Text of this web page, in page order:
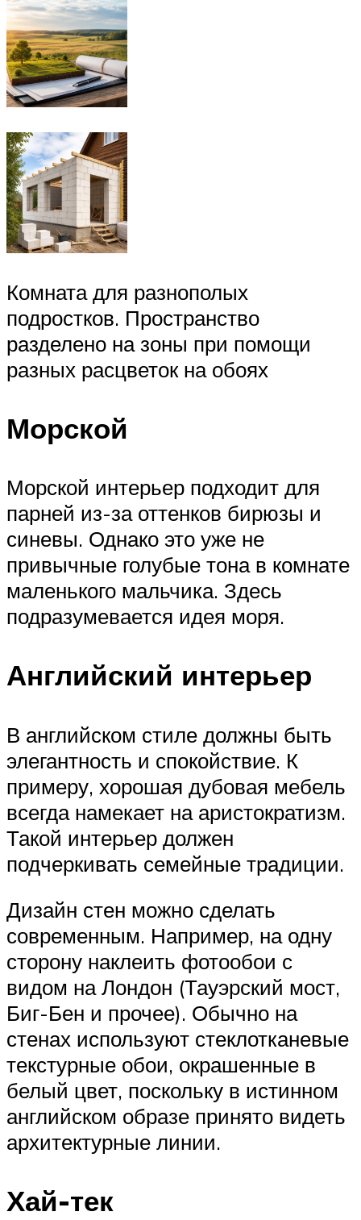
Комната для разнополых
подростков. Пространство
разделено на зоны при помощи
разных расцветок на обоях
Морской
Морской интерьер подходит для
парней из-за оттенков бирюзы и
синевы. Однако это уже не
привычные голубые тона в комнате
маленького мальчика. Здесь
подразумевается идея моря.
Английский интерьер
В английском стиле должны быть
элегантность и спокойствие. К
примеру, хорошая дубовая мебель
всегда намекает на аристократизм.
Такой интерьер должен
подчеркивать семейные традиции.
Дизайн стен можно сделать
современным. Например, на одну
сторону наклеить фотообои с
видом на Лондон (Тауэрский мост,
Биг-Бен и прочее). Обычно на
стенах используют стеклотканевые
текстурные обои, окрашенные в
белый цвет, поскольку в истинном
английском образе принято видеть
архитектурные линии.
Хай-тек